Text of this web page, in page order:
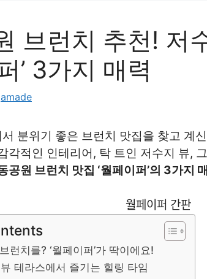
브런치 추천! 저
’ 3가지 매력
amade
분위기 좋은 브런치 맛집을 찾고 계
각적인 인테리어, 탁 트인 저수지 뷰,
공원 브런치 맛집 ‘월페이퍼’의 3가지
런치를? ‘월페이퍼’가 딱이에요!
테라스에서 즐기는 힐링 타임